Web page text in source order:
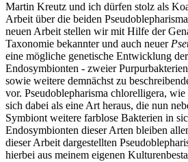
Martin Kreutz und ich dürfen stolz als
Arbeit über die beiden
neuen Arbeit stellen wir mit Hilfe der
Taxonomie bekannter und auch neuer
eine mögliche genetische Entwicklung
Endosymbionten - zweier
sowie weitere demnächst zu
vor. Pseudoblepharisma chlorelligera,
sich dabei als eine Art heraus, die nun
Symbiont weitere farblose Bakterien in
Endosymbionten dieser Arten bleiben
dieser Arbeit dargestellten
hierbei aus meinem eigenen